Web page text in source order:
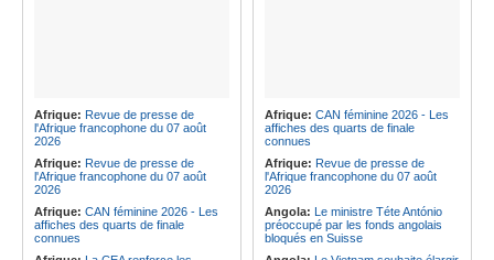
Afrique: Revue de presse de
l'Afrique francophone du 07 août
2026
Afrique: Revue de presse de
l'Afrique francophone du 07 août
2026
Afrique: CAN féminine 2026 - Les
affiches des quarts de finale
connues
Afrique: CAN féminine 2026 - Les
affiches des quarts de finale
connues
Afrique: Revue de presse de
l'Afrique francophone du 07 août
2026
Angola:
Le ministre Téte António
préoccupé par les fonds angolais
bloqués en Suisse